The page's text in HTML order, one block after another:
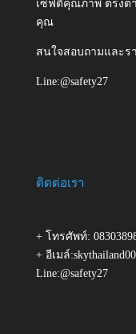
เซฟตี้คุณภาพ ตรงต
คุณ
สนใจสอบถามและรา
Line:@safety27
ติดต่อเรา
+ โทรศัพท์:
+ อีเมล์
Line:@safety27